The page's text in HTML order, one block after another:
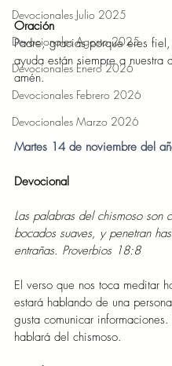
Devocionales Julio 2025
Devocionales Agosto 2025
Devocionales Enero 2026
Devocionales Febrero 2026
Devocionales Marzo 2026
Oración
Padre, gracias porque eres
ayuda están siempre a nuestra
amén.
Martes 14 de noviembre del
Devocional
Las palabras del chismoso son
bocados suaves, y penetran
entrañas. Proverbios 18:8
El verso que nos toca meditar
estará hablando de una
gusta comunicar informaciones.
hablará del chismoso.